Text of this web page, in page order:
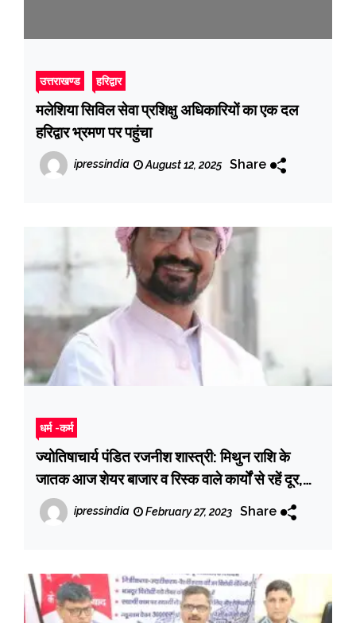
उत्तराखण्ड हरिद्वार
मलेशिया सिविल सेवा प्रशिक्षु अधिकारियों का एक दल
हरिद्वार भ्रमण पर पहुंचा
ipressindia August 12, 2025 Share
धर्म -कर्म
ज्योतिषाचार्य पंडित रजनीश शास्त्री: मिथुन राशि के
जातक आज शेयर बाजार व रिस्क वाले कार्यों से रहें दूर,
जानें अन्‍य राशियों का हाल
ipressindia February 27, 2023 Share